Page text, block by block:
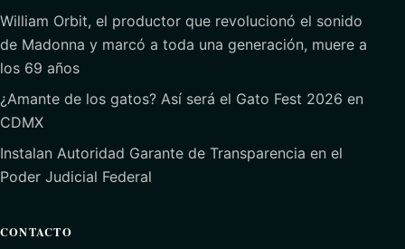
William Orbit, el productor que revolucionó el sonido
de Madonna y marcó a toda una generación, muere a
los 69 años
¿Amante de los gatos? Así será el Gato Fest 2026 en
CDMX
Instalan Autoridad Garante de Transparencia en el
Poder Judicial Federal
CONTACTO